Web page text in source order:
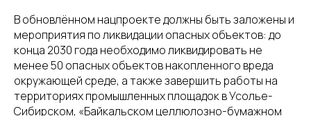
В обновлённом нацпроекте должны быть заложены и
мероприятия по ликвидации опасных объектов: до
конца 2030 года необходимо ликвидировать не
менее 50 опасных объектов накопленного вреда
окружающей среде, а также завершить работы на
территориях промышленных площадок в Усолье-
Сибирском, «Байкальском целлюлозно-бумажном